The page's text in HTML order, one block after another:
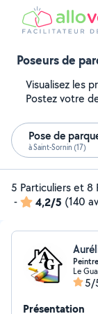
Poseurs de
Visualisez les
Postez votre
Pose de
à Saint-Sornin (17)
5 Particuliers et 8
-
4,2/5 (140
Le
5/
Présentation